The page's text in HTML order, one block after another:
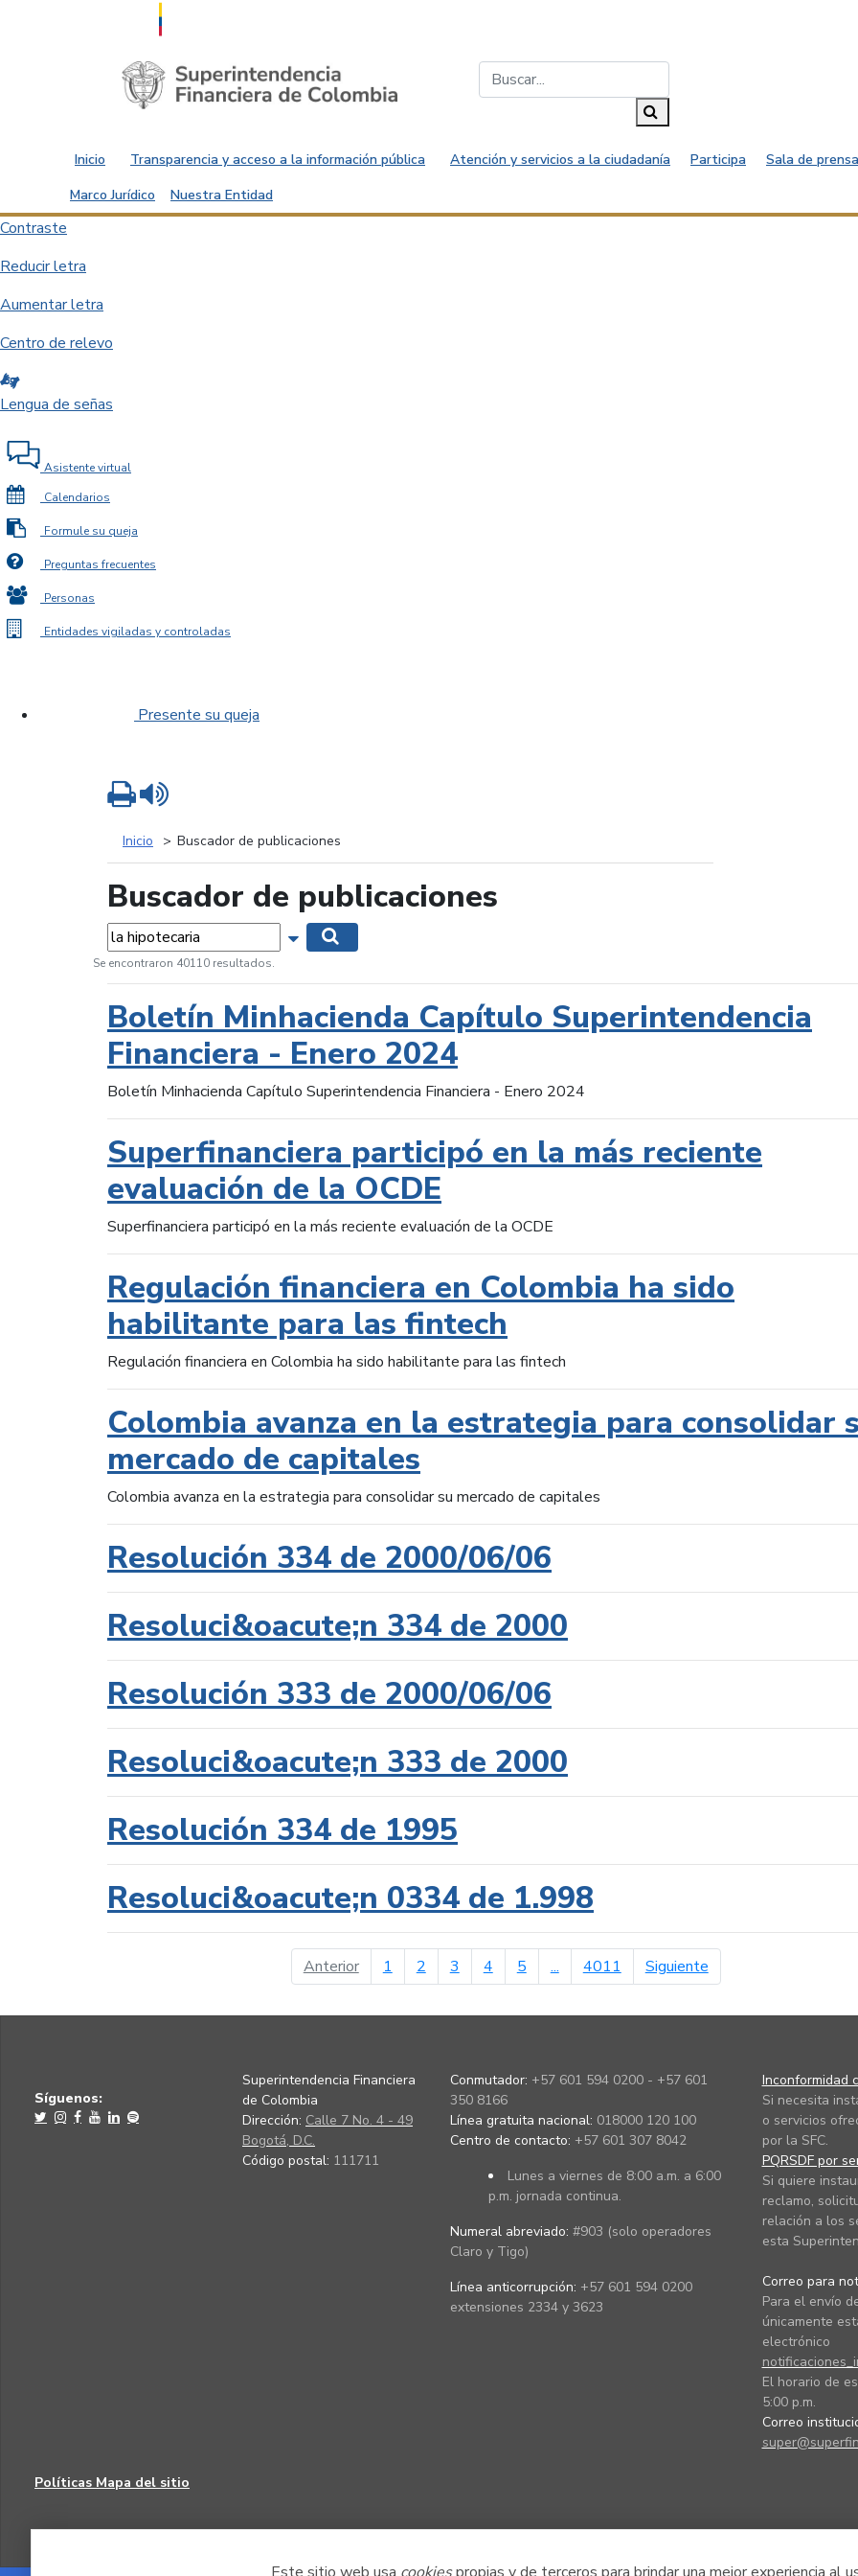
Saltar al contenido principal
Inicio Transparencia y acceso a la información pública Atención y servicios a la ciudadanía Participa
Sala de
Marco Jurídico
Nuestra Entidad
Contraste
Reducir letra
Aumentar letra
Centro de relevo
Lengua de señas
Asistente virtual
Calendarios
Formule su queja
Preguntas frecuentes
Personas
Entidades vigiladas y controladas
Presente su queja
Inicio Buscador de publicaciones
Buscador de publicaciones
Palabras... Mostrar opciones de búsqueda
Se encontraron 40110 resultados.
Boletín Minhacienda Capítulo Superintendencia
Financiera - Enero 2024
Boletín Minhacienda Capítulo Superintendencia Financiera - Enero 2024
Superfinanciera participó en la más reciente
evaluación de la OCDE
Superfinanciera participó en la más reciente evaluación de la OCDE
Regulación financiera en Colombia ha sido
habilitante para las fintech
Regulación financiera en Colombia ha sido habilitante para las fintech
Colombia avanza en la estrategia para consolidar
mercado de capitales
Colombia avanza en la estrategia para consolidar su mercado de capitales
Resolución 334 de 2000/06/06
Resoluci&oacute;n 334 de 2000
Resolución 333 de 2000/06/06
Resoluci&oacute;n 333 de 2000
Resolución 334 de 1995
Resoluci&oacute;n 0334 de 1.998
Anteriorpágina anterior
1 2 3 4 5 ... 4011 Siguientepágina siguiente
Imprimir
Síguenos:
Superintendencia Financiera
de Colombia
Dirección: Calle 7 No. 4 - 49
Bogotá, D.C.
Código postal: 111711
Conmutador: +57 601 594 0200 - +57 601
350 8166
Línea gratuita nacional: 018000 120 100
Centro de contacto: +57 601 307 8042
Lunes a viernes de 8:00 a.m. a 6:00
p.m. jornada continua.
Numeral abreviado: #903 (solo operadores
Claro y Tigo)
Línea anticorrupción: +57 601 594 0200
extensiones 2334 y 3623
Inconformidad
Si necesita
o servicios
por la SFC.
PQRSDF por
Si quiere
reclamo,
relación a los
esta
Correo para
Para el envío
únicamente
electrónico
El horario de
5:00 p.m.
Correo
Políticas Mapa del sitio